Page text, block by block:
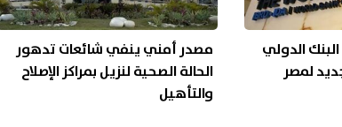
الدولي
لمصر
مصدر أمني ينفي شائعات تدهور
الحالة الصحية لنزيل بمراكز الإصلاح
والتأهيل